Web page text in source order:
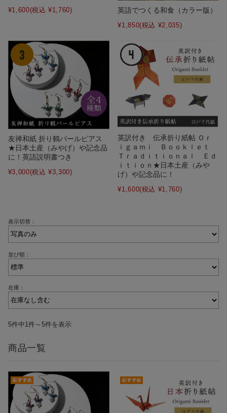
¥1,600(税込 ¥1,760) 英語でつくる和食（カラー版）
¥1,850(税込 ¥2,035)
友禅和紙 折り鶴パールピアス
★日本土産（みやげ）や記念品
に！英語説明書つき
¥3,000(税込 ¥3,300)
英訳付き 伝承折り紙帖 Ｏｒ
ｉｇａｍｉ Ｂｏｏｋｌｅｔ
Ｔｒａｄｉｔｉｏｎａｌ Ｅｄ
ｉｔｉｏｎ★日本土産（みや
げ）や記念品に！
¥1,600(税込 ¥1,760)
表示切替：
並び順：
在庫：
5件中1件～5件を表示
商品一覧